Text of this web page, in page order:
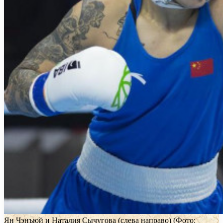
Ян Чэнъюй и Наталия Сычугова (слева направо)(Фото: